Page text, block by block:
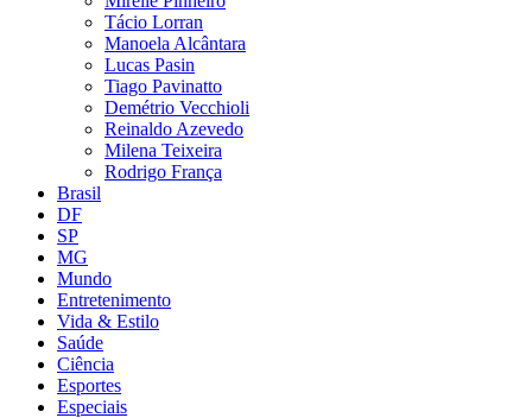
Tácio Lorran
Manoela Alcântara
Lucas Pasin
Tiago Pavinatto
Demétrio Vecchioli
Reinaldo Azevedo
Milena Teixeira
Rodrigo França
Brasil
DF
SP
MG
Mundo
Entretenimento
Vida & Estilo
Saúde
Ciência
Esportes
Especiais